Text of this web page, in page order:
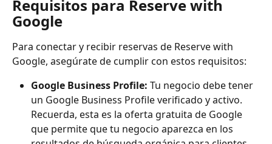
Requisitos para Reserve with
Google
Para conectar y recibir reservas de Reserve with
Google, asegúrate de cumplir con estos requisitos:
Google Business Profile: Tu negocio debe tener
un Google Business Profile verificado y activo.
Recuerda, esta es la oferta gratuita de Google
que permite que tu negocio aparezca en los